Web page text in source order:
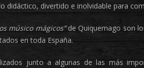
didáctico, divertido e inolvidable para
músico mágicos”de Quiquemago son
en toda España.
junto a algunas de las más